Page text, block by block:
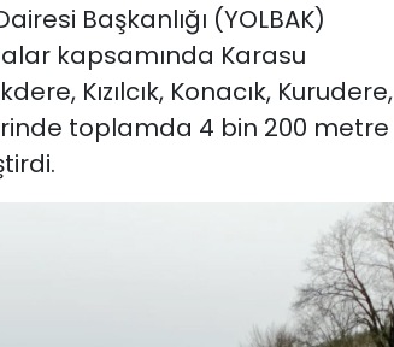
Başkanlığı (YOLBAK)
kapsamında Karasu
Kızılcık, Konacık, Kurudere,
toplamda 4 bin 200 metre